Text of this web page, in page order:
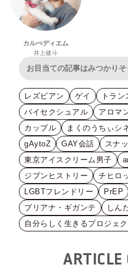
カルぺディエム
井上健斗
レズビアン ゲイ
トラ
バイセクシュアル
アロマ
カップル
まくのうちぃシ
gAytoZ
GAY会話 スナ
東京アイスクリーム男子
ジブンヒストリー
チヒロ
LGBTフレンドリー
PrEP
ブリアナ・ギガンテ
しん
自分らしく生きるプロジェク
ARTICLE